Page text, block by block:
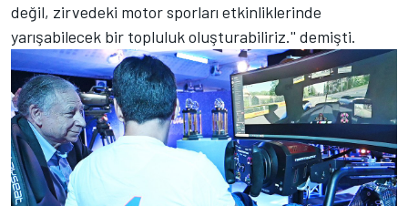
değil, zirvedeki motor sporları etkinliklerinde
yarışabilecek bir topluluk oluşturabiliriz.'' demişti.